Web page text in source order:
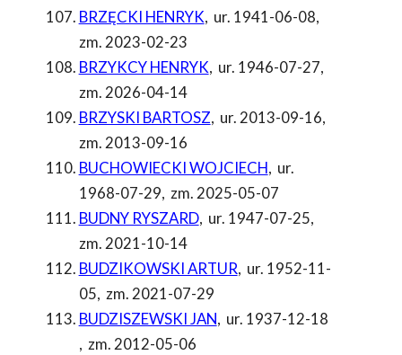
BRZĘCKI HENRYK, ur. 1941-06-08,
zm. 2023-02-23
BRZYKCY HENRYK, ur. 1946-07-27,
zm. 2026-04-14
BRZYSKI BARTOSZ, ur. 2013-09-16,
zm. 2013-09-16
BUCHOWIECKI WOJCIECH, ur.
1968-07-29, zm. 2025-05-07
BUDNY RYSZARD, ur. 1947-07-25,
zm. 2021-10-14
BUDZIKOWSKI ARTUR, ur. 1952-11-
05, zm. 2021-07-29
BUDZISZEWSKI JAN, ur. 1937-12-18
, zm. 2012-05-06